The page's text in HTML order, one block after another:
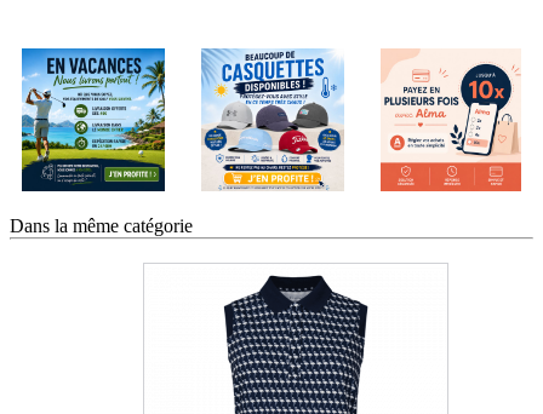
Dans la même catégorie